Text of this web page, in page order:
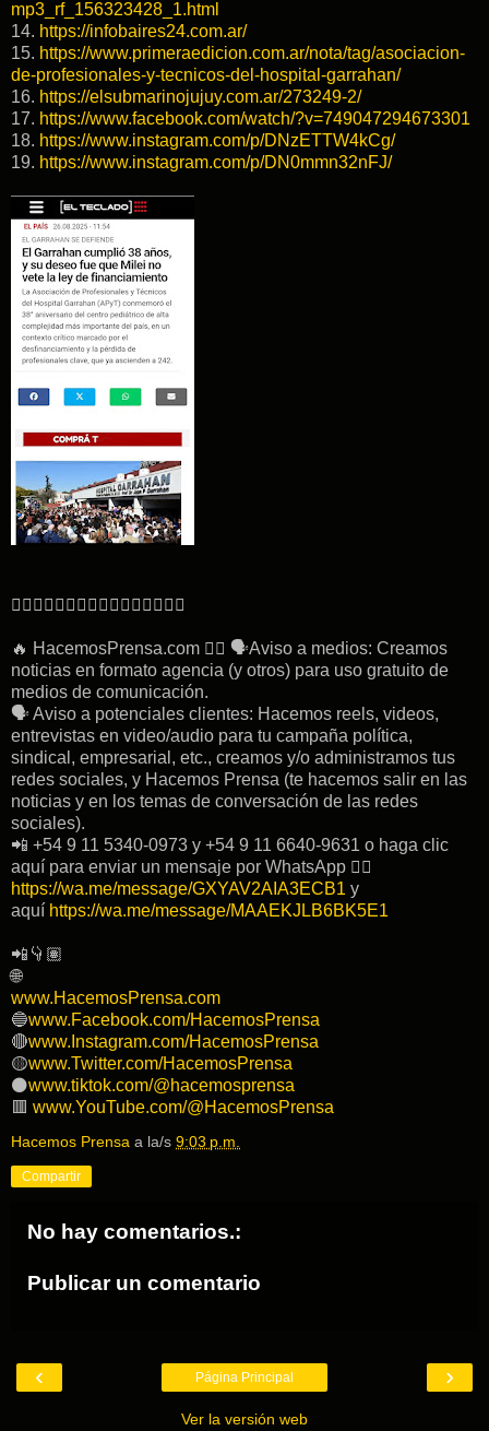
mp3_rf_156323428_1.html
14. https://infobaires24.com.ar/
15. https://www.primeraedicion.com.ar/nota/tag/asociacion-
de-profesionales-y-tecnicos-del-hospital-garrahan/
16. https://elsubmarinojujuy.com.ar/273249-2/
17. https://www.facebook.com/watch/?v=749047294673301
18. https://www.instagram.com/p/DNzETTW4kCg/
19. https://www.instagram.com/p/DN0mmn32nFJ/
👇🏽👇🏽👇🏽👇🏽👇🏽👇🏽👇🏽👇🏽
🔥 HacemosPrensa.com 👉🏽 🗣Aviso a medios: Creamos
noticias en formato agencia (y otros) para uso gratuito de
medios de comunicación.
🗣 Aviso a potenciales clientes: Hacemos reels, videos,
entrevistas en video/audio para tu campaña política,
sindical, empresarial, etc., creamos y/o administramos tus
redes sociales, y Hacemos Prensa (te hacemos salir en las
noticias y en los temas de conversación de las redes
sociales).
📲 +54 9 11 5340-0973 y +54 9 11 6640-9631 o haga clic
aquí para enviar un mensaje por WhatsApp 👉🏽
https://wa.me/message/GXYAV2AIA3ECB1 y
aquí https://wa.me/message/MAAEKJLB6BK5E1
📲👇🏽
🌐
www.HacemosPrensa.com
🔵www.Facebook.com/HacemosPrensa
🔴www.Instagram.com/HacemosPrensa
🟡www.Twitter.com/HacemosPrensa
⚫️www.tiktok.com/@hacemosprensa
🟥 www.YouTube.com/@HacemosPrensa
Hacemos Prensa a la/s 9:03 p.m.
Compartir
No hay comentarios.:
Publicar un comentario
‹ ›
Página Principal
Ver la versión web